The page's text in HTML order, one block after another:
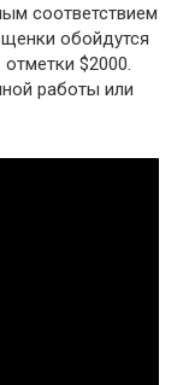
соответствием
обойдутся
$2000.
работы или